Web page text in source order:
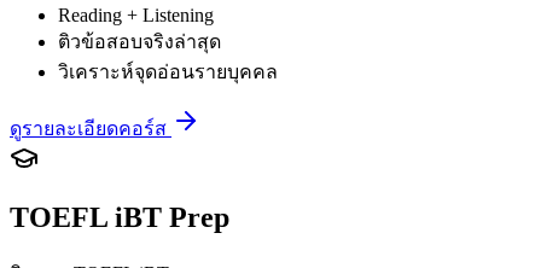
Reading + Listening
ติวข้อสอบจริงล่าสุด
วิเคราะห์จุดอ่อนรายบุคคล
ดูรายละเอียดคอร์ส
TOEFL iBT Prep